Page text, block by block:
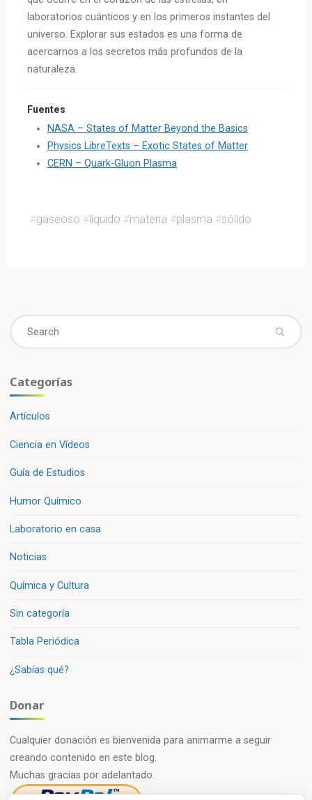
laboratorios cuánticos y en los primeros instantes del
universo. Explorar sus estados es una forma de
acercarnos a los secretos más profundos de la
naturaleza.
Fuentes
NASA – States of Matter Beyond the Basics
Physics LibreTexts – Exotic States of Matter
CERN – Quark-Gluon Plasma
#gaseoso #líquido #materia #plasma #sólido
Categorías
Artículos
Ciencia en Vídeos
Guía de Estudios
Humor Químico
Laboratorio en casa
Noticias
Química y Cultura
Sin categoría
Tabla Periódica
¿Sabías qué?
Donar
Cualquier donación es bienvenida para animarme a seguir
creando contenido en este blog.
Muchas gracias por adelantado.